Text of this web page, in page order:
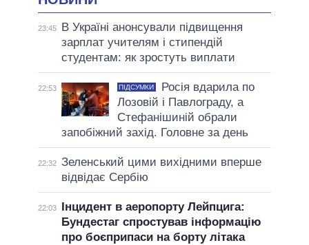
23:45
В Україні анонсували підвищення
зарплат учителям і стипендій
студентам: як зростуть виплати
22:53 ПІДСУМКИ
Росія вдарила по
Лозовій і Павлограду, а
Стефанішиній обрали
запобіжний захід. Головне за день
22:32 Зеленський цими вихідними вперше
відвідає Сербію
22:03
Інцидент в аеропорту Лейпцига:
Бундестаг спростував інформацію
про боєприпаси на борту літака